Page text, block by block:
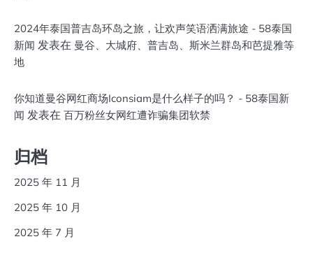
2024年泰国普吉岛环岛之旅，让欢声笑语洒满旅途 - 58泰国
新闻 发表在 曼谷、大城府、普吉岛、斯米兰群岛和芭提雅等
地
你知道曼谷网红商场Iconsiam是什么样子的吗？ - 58泰国新
闻 发表在 百万粉丝女网红遭诈骗集团软禁
归档
2025 年 11 月
2025 年 10 月
2025 年 7 月